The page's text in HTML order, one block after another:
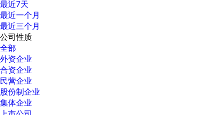
最近7天
最近一个月
最近三个月
公司性质
全部
外资企业
合资企业
民营企业
股份制企业
集体企业